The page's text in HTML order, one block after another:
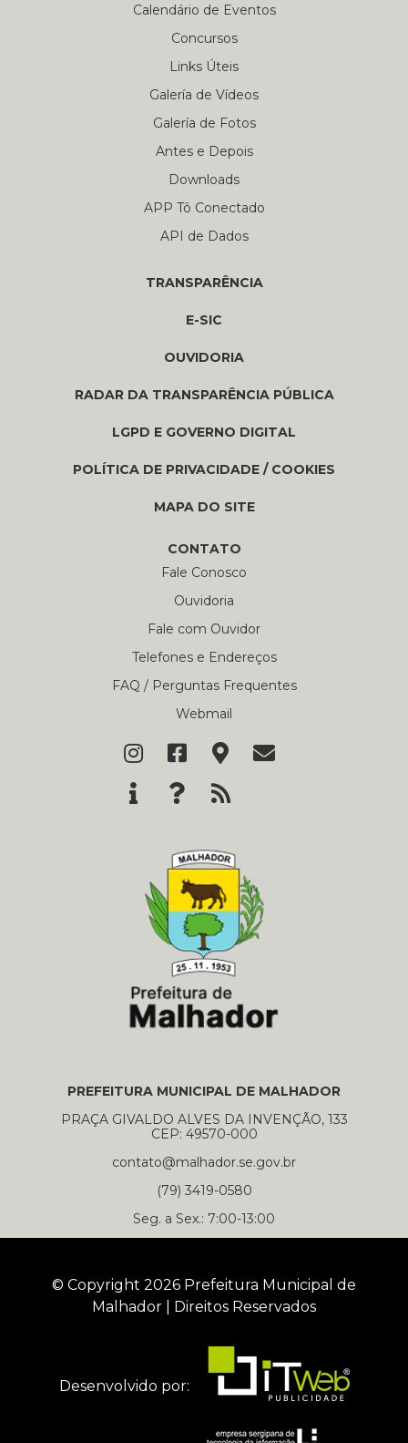
Calendário de Eventos
Concursos
Links Úteis
Galería de Vídeos
Galería de Fotos
Antes e Depois
Downloads
APP Tô Conectado
API de Dados
TRANSPARÊNCIA
E-SIC
OUVIDORIA
RADAR DA TRANSPARÊNCIA PÚBLICA
LGPD E GOVERNO DIGITAL
POLÍTICA DE PRIVACIDADE / COOKIES
MAPA DO SITE
CONTATO
Fale Conosco
Ouvidoria
Fale com Ouvidor
Telefones e Endereços
FAQ / Perguntas Frequentes
Webmail
PREFEITURA MUNICIPAL DE MALHADOR
PRAÇA GIVALDO ALVES DA INVENÇÃO, 133
CEP: 49570-000
contato@malhador.se.gov.br
(79) 3419-0580
Seg. a Sex.: 7:00-13:00
© Copyright 2026 Prefeitura Municipal de
Malhador | Direitos Reservados
Desenvolvido por: